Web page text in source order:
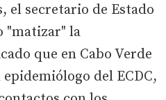
el secretario de Estado
"matizar" la
que en Cabo Verde
del ECDC,